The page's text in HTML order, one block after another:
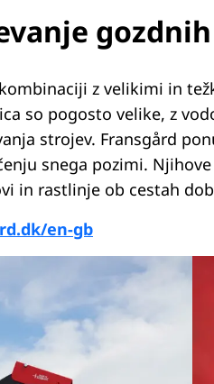
z velikimi in
so pogosto velike, z
strojev. Fransgård
snega pozimi.
in rastlinje ob cestah
en-gb